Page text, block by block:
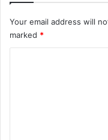
Your email address will
marked *